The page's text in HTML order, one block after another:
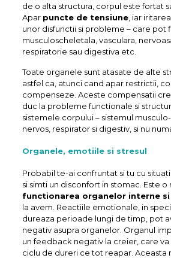
de o alta structura, corpul este fortat
Apar puncte de tensiune, iar
unor disfunctii si probleme – care pot
musculoscheletala, vasculara,
respiratorie sau digestiva etc.
Toate organele sunt atasate de alte
astfel ca, atunci cand apar restrictii,
compenseze. Aceste compensatii
duc la probleme functionale si
sistemele corpului – sistemul
nervos, respirator si digestiv, si nu
Organele, emotiile si stresul
Probabil te-ai confruntat si tu cu
si simti un disconfort in stomac. Este o
functionarea organelor interne
la avem. Reactiile emotionale, in
dureaza perioade lungi de timp, pot
negativ asupra organelor. Organul
un feedback negativ la creier, care
ciclu de dureri ce tot reapar. Aceasta